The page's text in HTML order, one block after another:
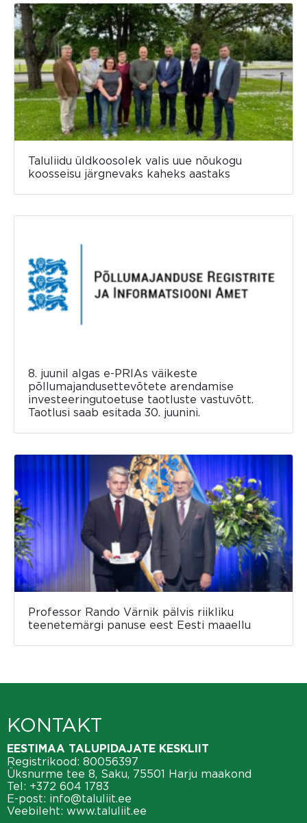
Taluliidu üldkoosolek valis uue nõukogu
koosseisu järgnevaks kaheks aastaks
8. juunil algas e-PRIAs väikeste
põllumajandusettevõtete arendamise
investeeringutoetuse taotluste vastuvõtt.
Taotlusi saab esitada 30. juunini.
Professor Rando Värnik pälvis riikliku
teenetemärgi panuse eest Eesti maaellu
KONTAKT
EESTIMAA TALUPIDAJATE KESKLIIT
Registrikood: 80056397
Üksnurme tee 8, Saku, 75501 Harju maakond
Tel: +372 604 1783
E-post: info@taluliit.ee
Veebileht: www.taluliit.ee